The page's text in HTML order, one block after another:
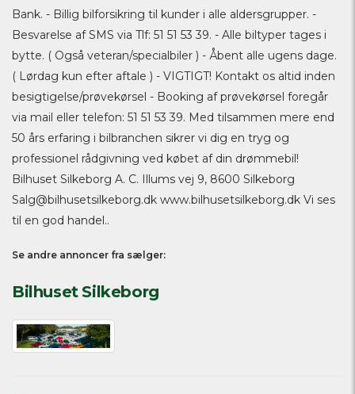
Bank. - Billig bilforsikring til kunder i alle aldersgrupper. -
Besvarelse af SMS via Tlf: 51 51 53 39. - Alle biltyper tages i
bytte. ( Også veteran/specialbiler ) - Åbent alle ugens dage.
( Lørdag kun efter aftale ) - VIGTIGT! Kontakt os altid inden
besigtigelse/prøvekørsel - Booking af prøvekørsel foregår
via mail eller telefon: 51 51 53 39. Med tilsammen mere end
50 års erfaring i bilbranchen sikrer vi dig en tryg og
professionel rådgivning ved købet af din drømmebil!
Bilhuset Silkeborg A. C. Illums vej 9, 8600 Silkeborg
Salg@bilhusetsilkeborg.dk www.bilhusetsilkeborg.dk Vi ses
til en god handel..
Se andre annoncer fra sælger:
Bilhuset Silkeborg